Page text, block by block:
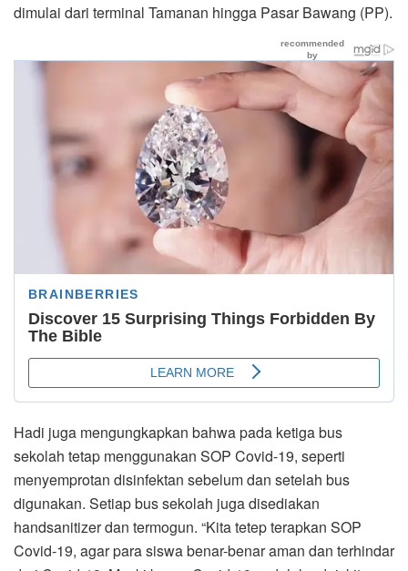
dimulai dari terminal Tamanan hingga Pasar Bawang (PP).
Hadi juga mengungkapkan bahwa pada ketiga bus
sekolah tetap menggunakan SOP Covid-19, seperti
menyemprotan disinfektan sebelum dan setelah bus
digunakan. Setiap bus sekolah juga disediakan
handsanitizer dan termogun. “Kita tetep terapkan SOP
Covid-19, agar para siswa benar-benar aman dan terhindar